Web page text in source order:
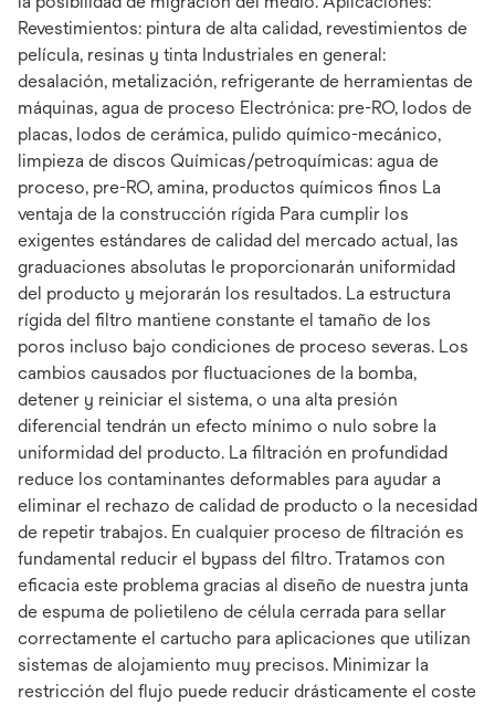
Revestimientos: pintura de alta calidad, revestimientos de
película, resinas y tinta Industriales en general:
desalación, metalización, refrigerante de herramientas de
máquinas, agua de proceso Electrónica: pre-RO, lodos de
placas, lodos de cerámica, pulido químico-mecánico,
limpieza de discos Químicas/petroquímicas: agua de
proceso, pre-RO, amina, productos químicos finos La
ventaja de la construcción rígida Para cumplir los
exigentes estándares de calidad del mercado actual, las
graduaciones absolutas le proporcionarán uniformidad
del producto y mejorarán los resultados. La estructura
rígida del filtro mantiene constante el tamaño de los
poros incluso bajo condiciones de proceso severas. Los
cambios causados por fluctuaciones de la bomba,
detener y reiniciar el sistema, o una alta presión
diferencial tendrán un efecto mínimo o nulo sobre la
uniformidad del producto. La filtración en profundidad
reduce los contaminantes deformables para ayudar a
eliminar el rechazo de calidad de producto o la necesidad
de repetir trabajos. En cualquier proceso de filtración es
fundamental reducir el bypass del filtro. Tratamos con
eficacia este problema gracias al diseño de nuestra junta
de espuma de polietileno de célula cerrada para sellar
correctamente el cartucho para aplicaciones que utilizan
sistemas de alojamiento muy precisos. Minimizar la
restricción del flujo puede reducir drásticamente el coste